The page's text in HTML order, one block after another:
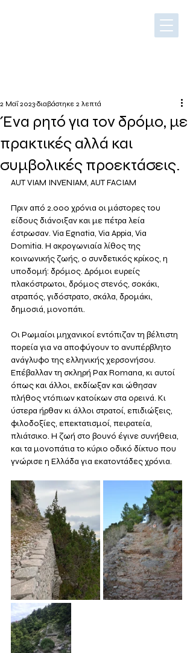
Ένα ρητό για τον δρόμο, με
πρακτικές αλλά και
συμβολικές προεκτάσεις.
2 Μαΐ 2023 διαβάστηκε 2 λεπτά
AUT VIAM INVENIAM, AUT FACIAM
Πριν από 2.000 χρόνια οι μάστορες του
είδους διάνοιξαν και με πέτρα λεία
έστρωσαν. Via Egnatia, Via Appia, Via
Domitia. Η ακρογωνιαία λίθος της
κοινωνικής ζωής, ο συνδετικός κρίκος, η
υποδομή: δρόμος. Δρόμοι ευρείς
πλακόστρωτοι, δρόμος στενός, σοκάκι,
ατραπός, γιδόστρατο, σκάλα, δρομάκι,
δημοσιά, μονοπάτι.
Οι Ρωμαίοι μηχανικοί εντόπιζαν τη βέλτιστη
πορεία για να αποφύγουν το ανυπέρβλητο
ανάγλυφο της ελληνικής χερσονήσου.
Επέβαλλαν τη σκληρή Pax Romana, κι αυτοί
όπως και άλλοι, εκδίωξαν και ώθησαν
πλήθος ντόπιων κατοίκων στα ορεινά. Κι
ύστερα ήρθαν κι άλλοι στρατοί, επιδιώξεις,
φιλοδοξίες, επεκτατισμοί, πειρατεία,
πλιάτσικο. Η ζωή στο βουνό έγινε συνήθεια,
και τα μονοπάτια το κύριο οδικό δίκτυο που
γνώρισε η Ελλάδα για εκατοντάδες χρόνια.